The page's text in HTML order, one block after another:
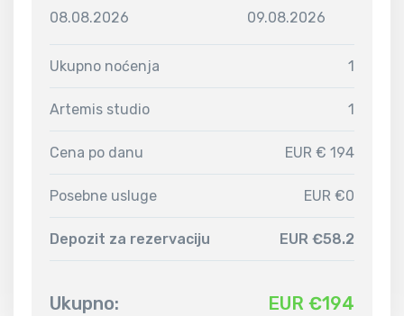
08.08.2026
09.08.2026
Ukupno noćenja 1
Artemis studio 1
Cena po danu EUR € 194
Posebne usluge EUR €0
Depozit za rezervaciju EUR €58.2
Ukupno: EUR €194